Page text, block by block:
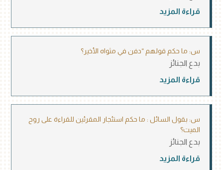
قراءة المزيد
س: ما حكم قولهم “دفن في مثواه الأخير؟
بدع الجنائز
قراءة المزيد
س: بقول السائل : ما حكم استئجار المقرئين للقراءة على روح
الميت؟
بدع الجنائز
قراءة المزيد